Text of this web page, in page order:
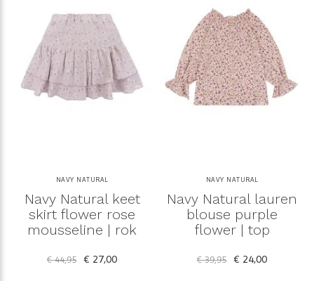
NAVY NATURAL
Navy Natural keet
skirt flower rose
mousseline | rok
€ 44,95 € 27,00
NAVY NATURAL
Navy Natural lauren
blouse purple
flower | top
€ 39,95 € 24,00